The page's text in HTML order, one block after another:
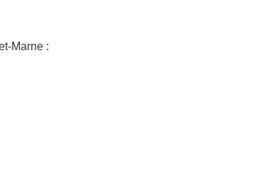
Marne :